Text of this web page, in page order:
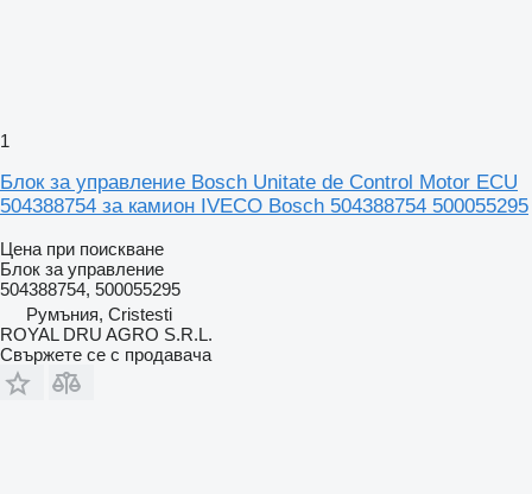
1
Блок за управление Bosch Unitate de Control Motor ECU
504388754 за камион IVECO Bosch 504388754 500055295
Цена при поискване
Блок за управление
504388754, 500055295
Румъния, Cristesti
ROYAL DRU AGRO S.R.L.
Свържете се с продавача